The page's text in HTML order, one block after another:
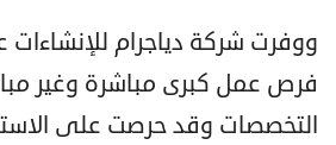
فرص عمل كبرى مباشرة وغير
التخصصات وقد حرصت على